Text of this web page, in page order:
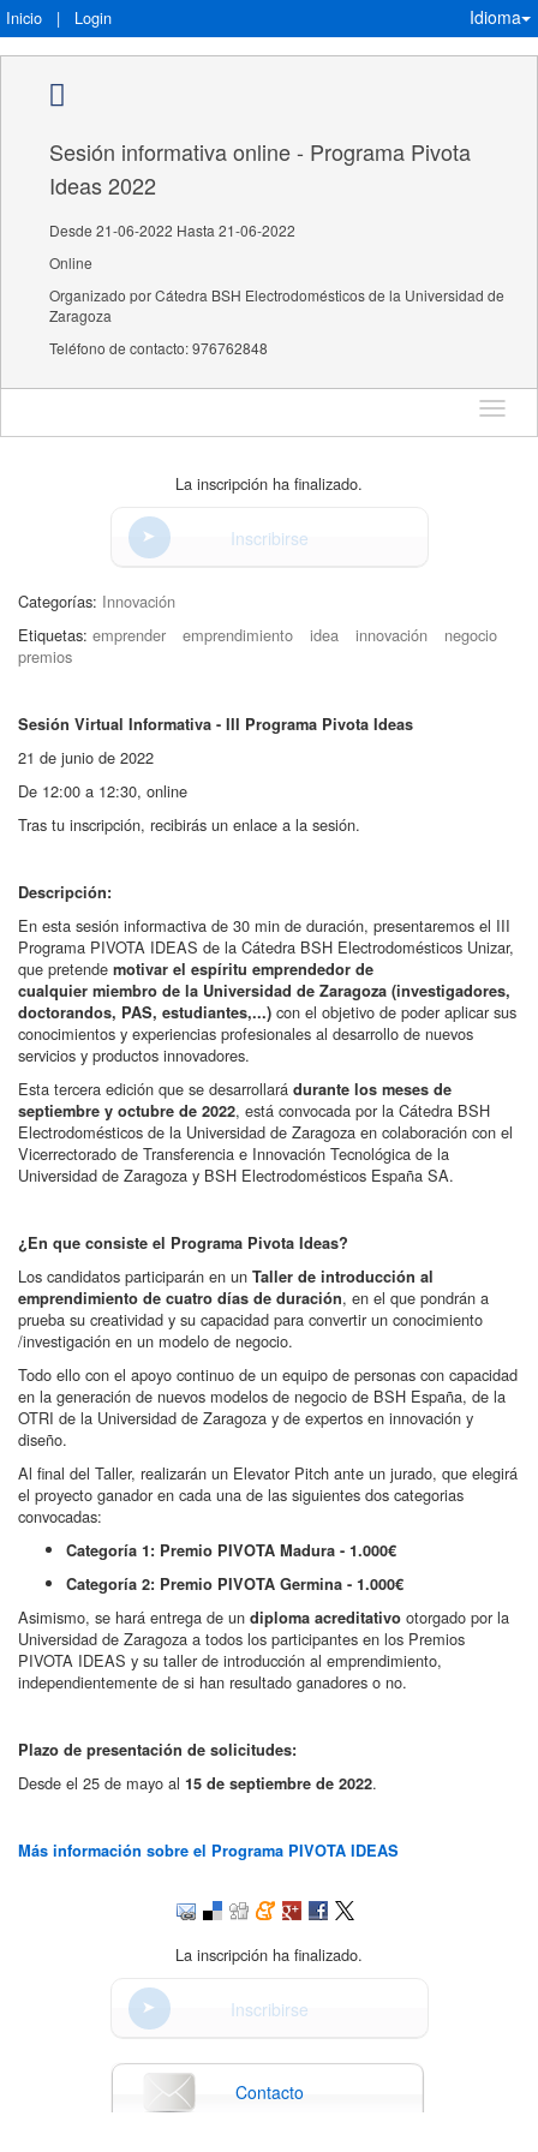
Inicio | Login Idioma
Sesión informativa online - Programa Pivota
Ideas 2022
Desde 21-06-2022 Hasta 21-06-2022
Online
Organizado por Cátedra BSH Electrodomésticos de la Universidad de
Zaragoza
Teléfono de contacto: 976762848
Idioma
La inscripción ha finalizado.
Inscribirse
Categorías: Innovación
Etiquetas: emprender emprendimiento idea innovación
negocio
premios
Sesión Virtual Informativa - III Programa Pivota Ideas
21 de junio de 2022
De 12:00 a 12:30, online
Tras tu inscripción, recibirás un enlace a la sesión.
Descripción:
En esta sesión informactiva de 30 min de duración, presentaremos el III
Programa PIVOTA IDEAS de la Cátedra BSH Electrodomésticos Unizar,
que pretende motivar el espíritu emprendedor de
cualquier miembro de la Universidad de Zaragoza (investigadores,
doctorandos, PAS, estudiantes,...) con el objetivo de poder aplicar sus
conocimientos y experiencias profesionales al desarrollo de nuevos
servicios y productos innovadores.
Esta tercera edición que se desarrollará durante los meses de
septiembre y octubre de 2022, está convocada por la Cátedra BSH
Electrodomésticos de la Universidad de Zaragoza en colaboración con el
Vicerrectorado de Transferencia e Innovación Tecnológica de la
Universidad de Zaragoza y BSH Electrodomésticos España SA.
¿En que consiste el Programa Pivota Ideas?
Los candidatos participarán en un Taller de introducción al
emprendimiento de cuatro días de duración, en el que pondrán a
prueba su creatividad y su capacidad para convertir un conocimiento
/investigación en un modelo de negocio.
Todo ello con el apoyo continuo de un equipo de personas con capacidad
en la generación de nuevos modelos de negocio de BSH España, de la
OTRI de la Universidad de Zaragoza y de expertos en innovación y
diseño.
Al final del Taller, realizarán un Elevator Pitch ante un jurado, que elegirá
el proyecto ganador en cada una de las siguientes dos categorias
convocadas:
Categoría 1: Premio PIVOTA Madura - 1.000€
Categoría 2: Premio PIVOTA Germina - 1.000€
Asimismo, se hará entrega de un diploma acreditativo otorgado por la
Universidad de Zaragoza a todos los participantes en los Premios
PIVOTA IDEAS y su taller de introducción al emprendimiento,
independientemente de si han resultado ganadores o no.
Plazo de presentación de solicitudes:
Desde el 25 de mayo al 15 de septiembre de 2022.
Más información sobre el Programa PIVOTA IDEAS
La inscripción ha finalizado.
Inscribirse
Contacto